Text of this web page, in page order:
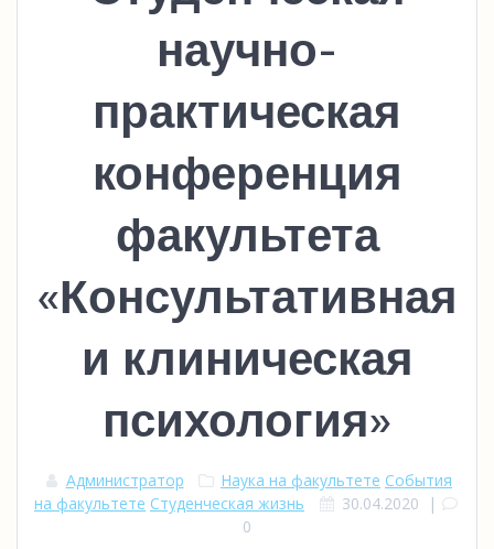
научно-
практическая
конференция
факультета
«Консультативная
и клиническая
психология»
Администратор Наука на факультете События
на факультете Студенческая жизнь 30.04.2020 |
0